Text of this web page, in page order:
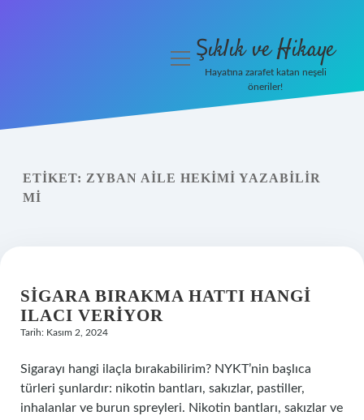
Olur
menüyüŞıklık ve Hikaye
Hayatına zarafet katan neşeli
öneriler!
ETIKET: ZYBAN AILE HEKIMI YAZABILIR
MI
SIGARA BIRAKMA HATTI HANGI
ILACI VERIYOR
Tarih: Kasım 2, 2024
Sigarayı hangi ilaçla bırakabilirim? NYKT’nin başlıca
türleri şunlardır: nikotin bantları, sakızlar, pastiller,
inhalanlar ve burun spreyleri. Nikotin bantları, sakızlar ve